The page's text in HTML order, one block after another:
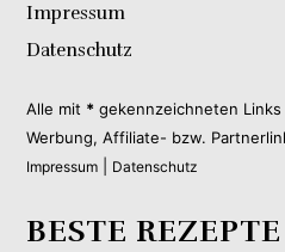
Impressum
Datenschutz
Alle mit * gekennzeichneten
Werbung, Affiliate- bzw.
Impressum Datenschutz
BESTE REZEPTE